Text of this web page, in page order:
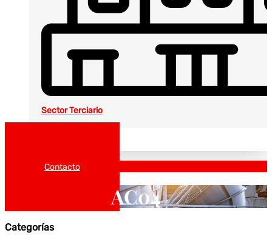
Sector Terciario
Contacto
AC04
Categorías